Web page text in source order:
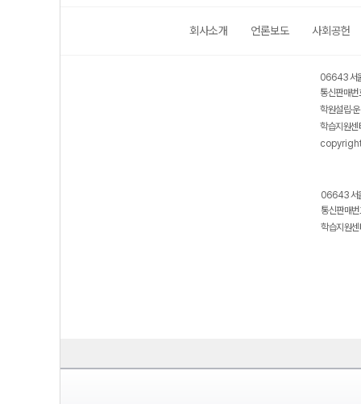
회사소개 언론보도 사회공헌
06643 서
통신판매
학원설립·
학습지원
06643 서
통신판매
학습지원